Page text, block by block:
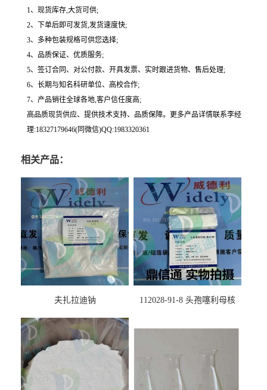
1、现货库存,大货可供;
2、下单后即可发货,发货速度快;
3、多种包装规格可供您选择;
4、品质保证、优质服务;
5、签订合同、对公付款、开具发票、实时跟进货物、售后处理;
6、长期与知名科研单位、高校合作;
7、产品销往全球各地,客户信任度高;
高品质现货供应、提供技术支持、品质保障。更多产品详情联系李经
理:18327179646(同微信)QQ:1983320361
相关产品：
夫扎拉迪钠
112028-91-8 头孢噻利母核